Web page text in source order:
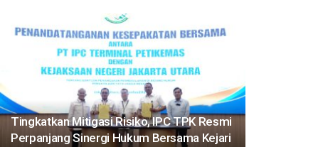
Tingkatkan Mitigasi Risiko, IPC TPK Resmi
Perpanjang Sinergi Hukum Bersama Kejari